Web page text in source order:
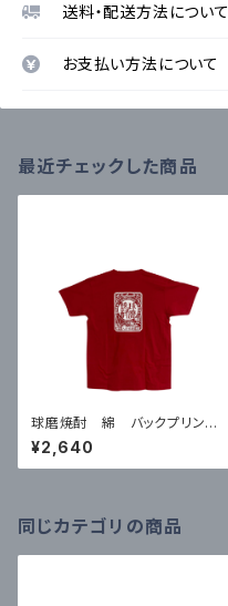
送料・配送方法について
お支払い方法について
最近チェックした商品
球磨焼酎 綿 バックプリントT
シャツ 赤 Ｍサイズ
¥2,640
同じカテゴリの商品